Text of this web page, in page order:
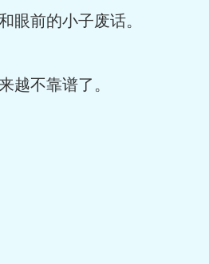
前的小子废话。
不靠谱了。